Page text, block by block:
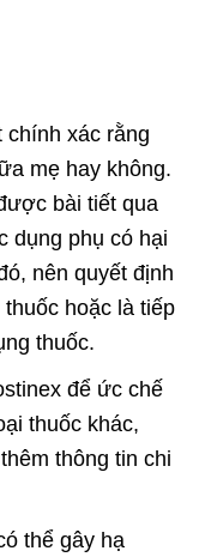
chính xác rằng
mẹ hay không.
bài tiết qua
dụng phụ có hại
nên quyết định
hoặc là tiếp
thuốc.
để ức chế
thuốc khác,
thông tin chi
thể gây hạ